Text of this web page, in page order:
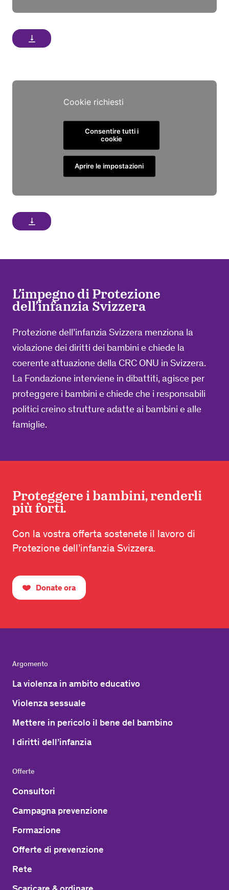
vertical_align_bottom
Cookie richiesti
Consentire tutti i
cookie
Aprire le impostazioni
vertical_align_bottom
L’impegno di Protezione
dell’infanzia Svizzera
Protezione dell’infanzia Svizzera menziona la
violazione dei diritti dei bambini e chiede la
coerente attuazione della CRC ONU in Svizzera.
La Fondazione interviene in dibattiti, agisce per
proteggere i bambini e chiede che i responsabili
politici creino strutture adatte ai bambini e alle
famiglie.
Proteggere i bambini, renderli
più forti.
Con la vostra offerta sostenete il lavoro di
Protezione dell’infanzia Svizzera.
Donate ora
Argomento
La violenza in ambito educativo
Violenza sessuale
Mettere in pericolo il bene del bambino
I diritti dell’infanzia
Offerte
Consultori
Campagna prevenzione
Formazione
Offerte di prevenzione
Rete